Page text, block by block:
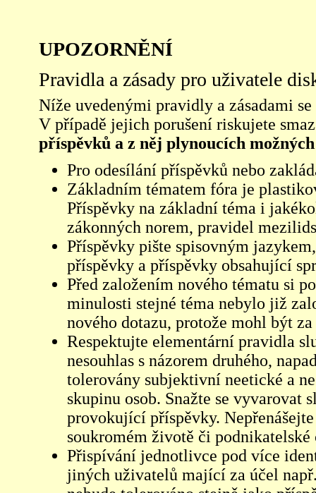
UPOZORNĚNÍ
Pravidla a zásady pro uživatele
Níže uvedenými pravidly a zásadami
V případě jejich porušení riskujete
příspěvků a z něj plynoucích
Pro odesílání příspěvků nebo
Základním tématem fóra je
Příspěvky na základní téma i
zákonných norem, pravidel
Příspěvky pište spisovným
příspěvky a příspěvky obsahující
Před založením nového tématu si
minulosti stejné téma nebylo již
nového dotazu, protože mohl být
Respektujte elementární pravidla
nesouhlas s názorem druhého,
tolerovány subjektivní neetické a
skupinu osob. Snažte se vyvarovat
provokující příspěvky.
soukromém životě či podnikatelské
Přispívání jednotlivce pod více
jiných uživatelů mající za účel